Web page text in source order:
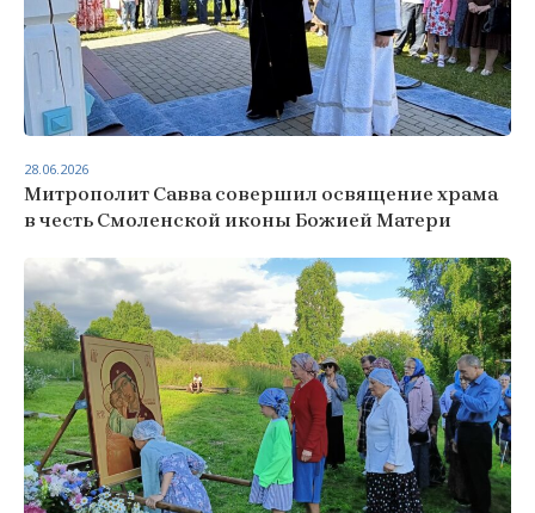
Митрополит Савва совершил освящение храма
в честь Смоленской иконы Божией Матери
28.06.2026